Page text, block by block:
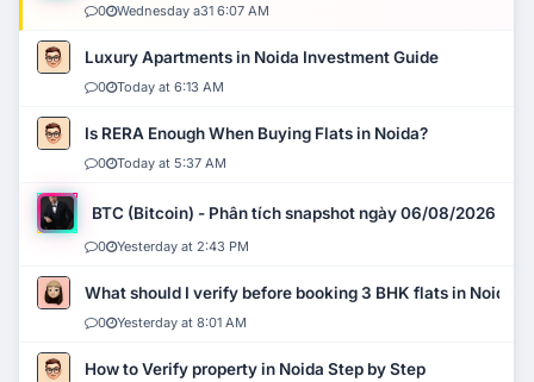
0 Wednesday a31 6:07 AM
Luxury Apartments in Noida Investment Guide
0 Today at 6:13 AM
Is RERA Enough When Buying Flats in Noida?
0 Today at 5:37 AM
BTC (Bitcoin) - Phân tích snapshot ngày 06/08/2026
0 Yesterday at 2:43 PM
What should I verify before booking 3 BHK flats in Noida?
0 Yesterday at 8:01 AM
How to Verify property in Noida Step by Step